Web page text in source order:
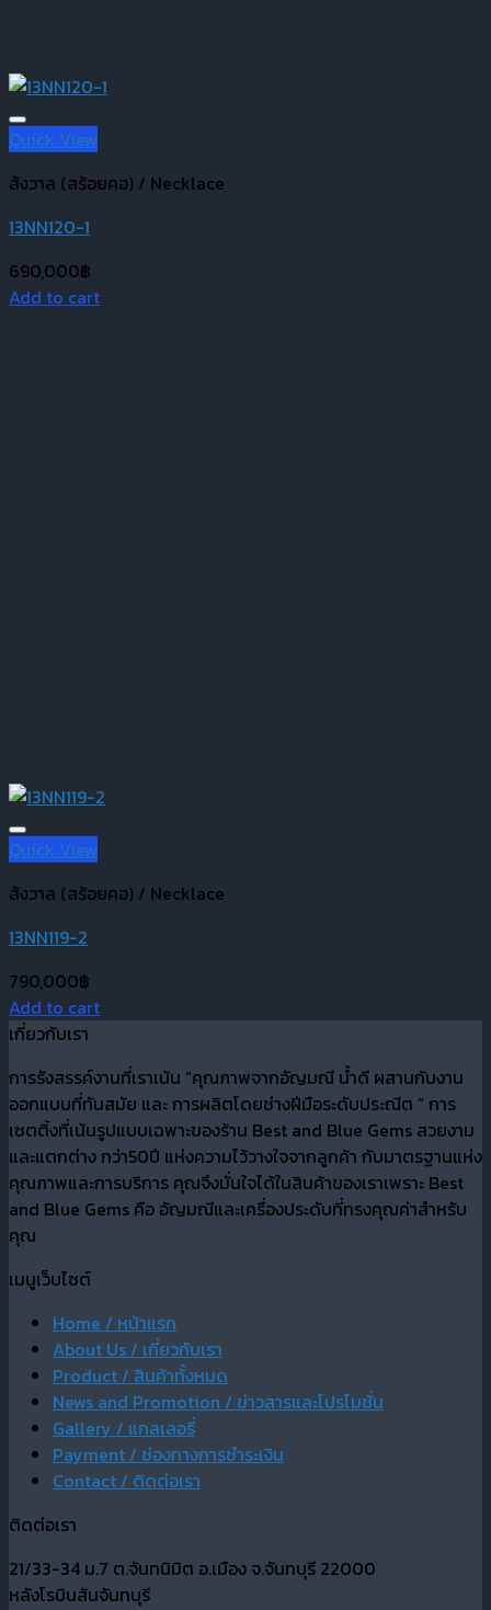
Quick View
สังวาล (สร้อยคอ) / Necklace
13NN120-1
690,000฿
Add to cart
Quick View
สังวาล (สร้อยคอ) / Necklace
13NN119-2
790,000฿
Add to cart
เกี่ยวกับเรา
การรังสรรค์งานที่เราเน้น “คุณภาพจากอัญมณี น้ำดี ผสานกับงาน
ออกแบบที่ทันสมัย และ การผลิตโดยช่างฝีมือระดับประณีต “ การ
เซตติ้งที่เน้นรูปแบบเฉพาะของร้าน Best and Blue Gems สวยงาม
และแตกต่าง กว่า50ปี แห่งความไว้วางใจจากลูกค้า กับมาตรฐานแห่ง
คุณภาพและการบริการ คุณจึงมั่นใจได้ในสินค้าของเราเพราะ Best
and Blue Gems คือ อัญมณีและเครื่องประดับที่ทรงคุณค่าสำหรับ
คุณ
เมนูเว็บไซต์
Home / หน้าแรก
About Us / เกี่ยวกับเรา
Product / สินค้าทั้งหมด
News and Promotion / ข่าวสารและโปรโมชั่น
Gallery / แกลเลอรี่
Payment / ช่องทางการชำระเงิน
Contact / ติดต่อเรา
ติดต่อเรา
21/33-34 ม.7 ต.จันทนิมิต อ.เมือง จ.จันทบุรี 22000
หลังโรบินสันจันทบุรี